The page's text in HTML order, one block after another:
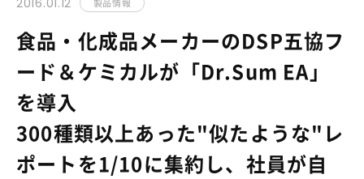
製品情報
食品・化成品メーカーのDSP五協フ
ード＆ケミカルが「Dr.Sum EA」
を導入
300種類以上あった"似たような"レ
ポートを1/10に集約し、社員が自